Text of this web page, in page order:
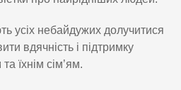
усіх небайдужих долучитися
вдячність і підтримку
їхнім сім’ям.